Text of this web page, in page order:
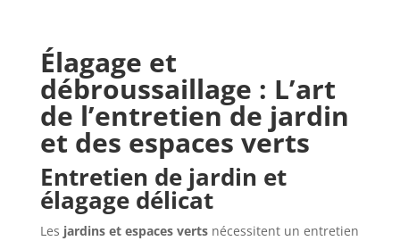
Élagage et
débroussaillage : L’art
de l’entretien de jardin
et des espaces verts
Entretien de jardin et
élagage délicat
Les jardins et espaces vertsnécessitent un entretien